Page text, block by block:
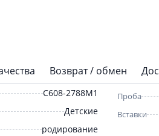
Возврат / обмен
С608-2788М1
Детские
родирование
Проба
Вставки